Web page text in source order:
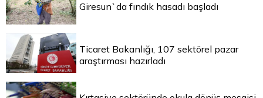
Giresun`da fındık hasadı başladı
Ticaret Bakanlığı, 107 sektörel pazar
araştırması hazırladı